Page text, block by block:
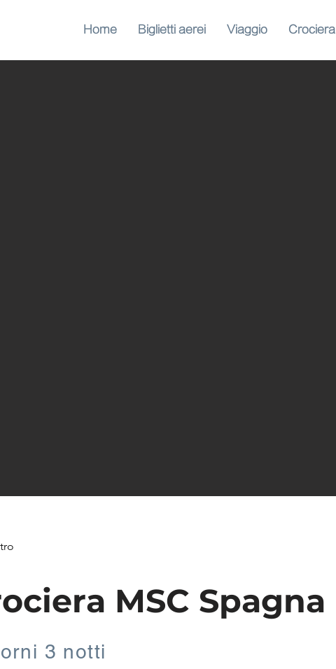
Home Biglietti aerei Viaggio Crociera
MSC Spagna
3 notti